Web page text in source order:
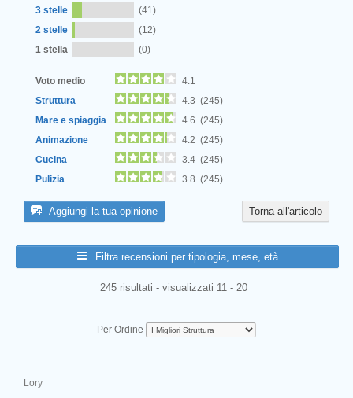
3 stelle
(41)
2 stelle
(12)
1 stella
(0)
Voto medio
4.1
Struttura
4.3 (245)
Mare e spiaggia
4.6 (245)
Animazione
4.2 (245)
Cucina
3.4 (245)
Pulizia
3.8 (245)
Aggiungi la tua opinione Torna all'articolo
Filtra recensioni per tipologia, mese, età
245 risultati - visualizzati 11 - 20
Per Ordine
Lory